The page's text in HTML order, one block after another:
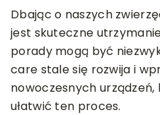
Dbając o naszych
jest skuteczne
porady mogą być
care stale się rozwija i
nowoczesnych
ułatwić ten proces.